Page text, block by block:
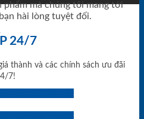
mà chúng tôi mang tới
hài lòng tuyệt đối.
24/7
thành và các chính sách ưu đãi
7!